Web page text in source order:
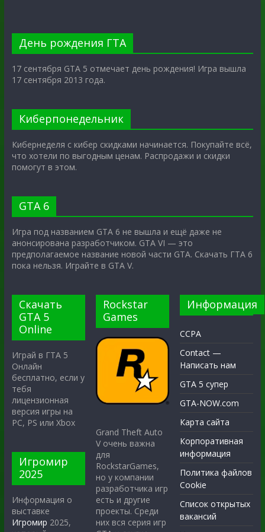
День рождения ГТА
17 сентября GTA 5 отмечает день рождения! Игра вышла
17 сентября 2013 года.
Киберпонедельник
Кибернеделя с кибер скидками начинается. Покупайте всё,
что хотели по выгодным ценам. Распродажи и скидки
помогут в этом.
GTA 6
Игра под названием GTA 6 не вышла и ещё даже не
анонсирована разработчиком. GTA VI — это
предполагаемое название новой части GTA. Скачать ГТА 6
пока нельзя. Играйте в GTA V.
Скачать
GTA 5
Online
Играй в ГТА 5
Онлайн
бесплатно, если у
тебя
лицензионная
версия игры на
PC, PS или Xbox
Игромир
2025
Информация о
выставке
Игромир 2025,
Rockstar
Games
Grand Theft Auto
V очень важна
для
RockstarGames,
но у компании
разработчика игр
есть и другие
проекты. Среди
них вся серия игр
Информация
CCPA
Contact —
Написать нам
GTA 5 супер
GTA-NOW.com
Карта сайта
Корпоративная
информация
Политика файлов
Cookie
Список открытых
вакансий